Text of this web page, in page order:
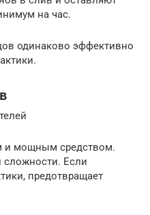
на час.
одинаково эффективно
и мощным средством.
сложности. Если
предотвращает